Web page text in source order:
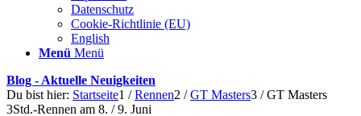
Datenschutz
Cookie-Richtlinie (EU)
English
Menü Menü
Blog - Aktuelle Neuigkeiten
Du bist hier: Startseite1 / Rennen2 / GT Masters3 / GT Masters
3Std.-Rennen am 8. / 9. Juni